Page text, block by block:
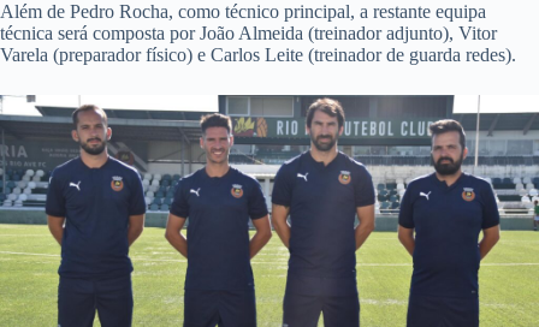
Além de Pedro Rocha, como técnico principal, a restante equipa
técnica será composta por João Almeida (treinador adjunto), Vitor
Varela (preparador físico) e Carlos Leite (treinador de guarda redes).